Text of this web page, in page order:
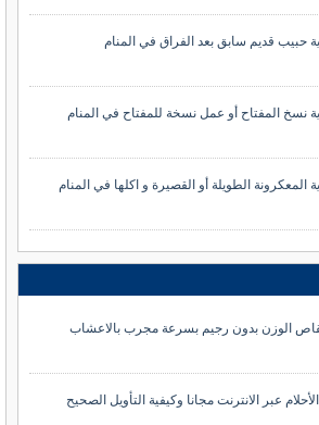
حبيب قديم سابق بعد الفراق في المنام
نسخ المفتاح أو عمل نسخة للمفتاح في المنام
المعكرونة الطويلة أو القصيرة و اكلها في المنام
الوزن بدون رجيم بسرعة مجرب بالاعشاب
عبر الانترنت مجانا وكيفية التأويل الصحيح